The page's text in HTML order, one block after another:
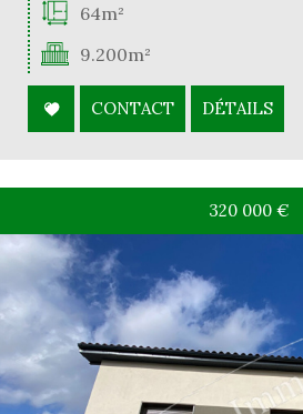
64m²
9.200m²
CONTACT DÉTAILS
320 000 €